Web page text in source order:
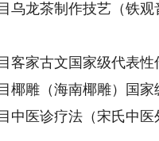
乌龙茶制作技艺（铁
客家古文国家级代表性
椰雕（海南椰雕）国家
中医诊疗法（宋氏中